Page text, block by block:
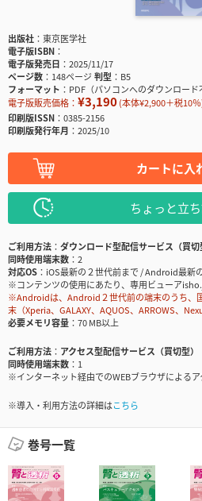
出版社
東京医学社
電子版ISBN
電子版発売日
2025/11/17
ページ数
148ページ判型
B5
フォーマット
PDF（パソコンへのダウンロード
電子版販売価格： ¥3,190(本体¥2,900＋税10
印刷版ISSN
0385-2156
印刷版発行年月
2025/10
カートに入
ちょっと立
ご利用方法
ダウンロード型配信サービス（買切
同時使用端末数
2
対応OS
iOS最新の２世代前まで / Android最新
※コンテンツの使用にあたり、専用ビューア
※Androidは、Android２世代前の端末のうち、
末（Xperia、GALAXY、AQUOS、ARROWS、
必要メモリ容量
70 MB以上
ご利用方法
アクセス型配信サービス（買切型）
同時使用端末数
1
※インターネット経由でのWEBブラウザによるア
※導入・利用方法の詳細はこちら
巻号一覧